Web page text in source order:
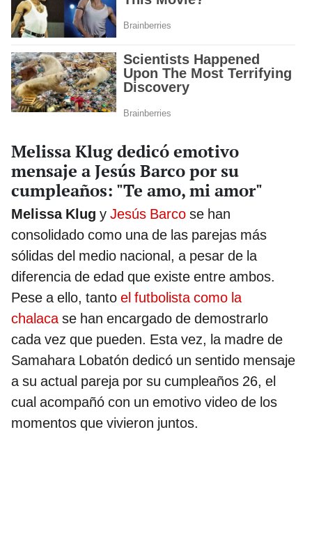
Melissa Klug dedicó emotivo
mensaje a Jesús Barco por su
cumpleaños: "Te amo, mi amor"
Melissa Klug y Jesús Barco se han
consolidado como una de las parejas más
sólidas del medio nacional, a pesar de la
diferencia de edad que existe entre ambos.
Pese a ello, tanto el futbolista como la
chalacase han encargado de demostrarlo
cada vez que pueden. Esta vez, la madre de
Samahara Lobatón dedicó un sentido mensaje
a su actual pareja por su cumpleaños 26, el
cual acompañó con un emotivo video de los
momentos que vivieron juntos.